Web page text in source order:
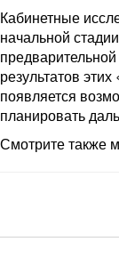
Кабинетные
начальной
результатов
появляется
планировать
Смотритетакже